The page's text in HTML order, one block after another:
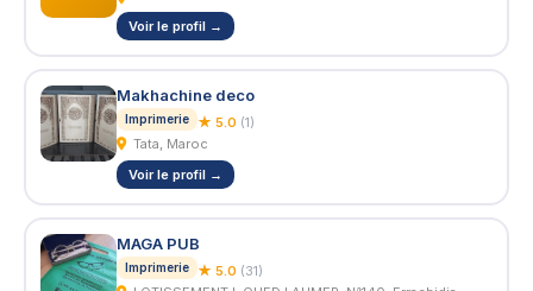
Voir le profil →
Makhachine deco
Imprimerie ★ 5.0 (1)
Tata, Maroc
Voir le profil →
MAGA PUB
Imprimerie ★ 5.0 (31)